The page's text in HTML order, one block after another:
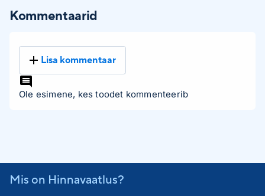
Kommentaarid
Lisa kommentaar
Ole esimene, kes toodet kommenteerib
Mis on Hinnavaatlus?